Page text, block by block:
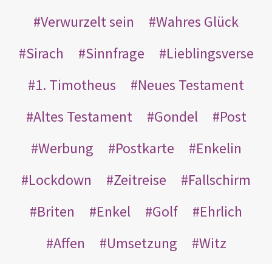
Verwurzelt sein
Wahres Glück
Sirach
Sinnfrage
Lieblingsverse
1. Timotheus
Neues Testament
Altes Testament
Gondel
Post
Werbung
Postkarte
Enkelin
Lockdown
Zeitreise
Fallschirm
Briten
Enkel Golf
Ehrlich
Affen
Umsetzung
Witz